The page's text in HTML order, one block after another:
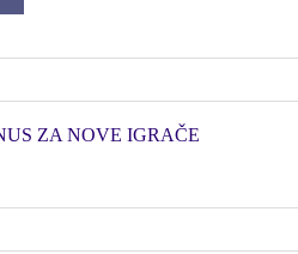
ZA NOVE IGRAČE